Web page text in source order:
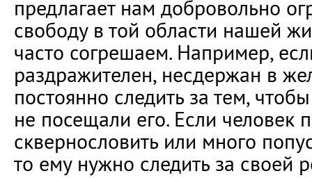
предлагает нам добровольно
свободу в той области нашей
часто согрешаем. Например,
раздражителен, несдержан в
постоянно следить за тем,
не посещали его. Если человек
сквернословить или много
то ему нужно следить за своей